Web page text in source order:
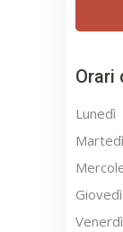
Orari
Lunedì
Martedì
Giovedì
Venerdì